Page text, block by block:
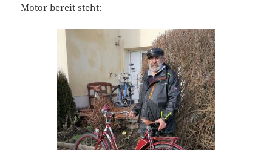
Motor bereit steht: